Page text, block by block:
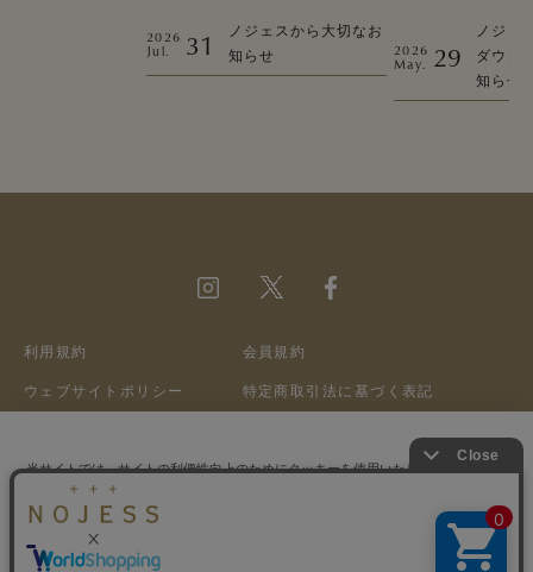
2026
Jul.
31
ノジェスから大切なお
知らせ
2026
May.
29
ノジェ
ダウン
知らせ
利用規約 会員規約
ウェブサイトポリシー 特定商取引法に基づく表記
会社概要 採用情報
当サイトでは、サイトの利便性向上のためにクッキーを使用いたします。ボタン
から同意の可否を選択してください。選択せずにページを移動した場合、クッキ
ーの使用に同意したことになります。クッキーを通じて収集する情報には「お客
様個人を特定できる情報」は一切含まれておりません。詳細は
クッキーポリシ
ー
をご確認ください。